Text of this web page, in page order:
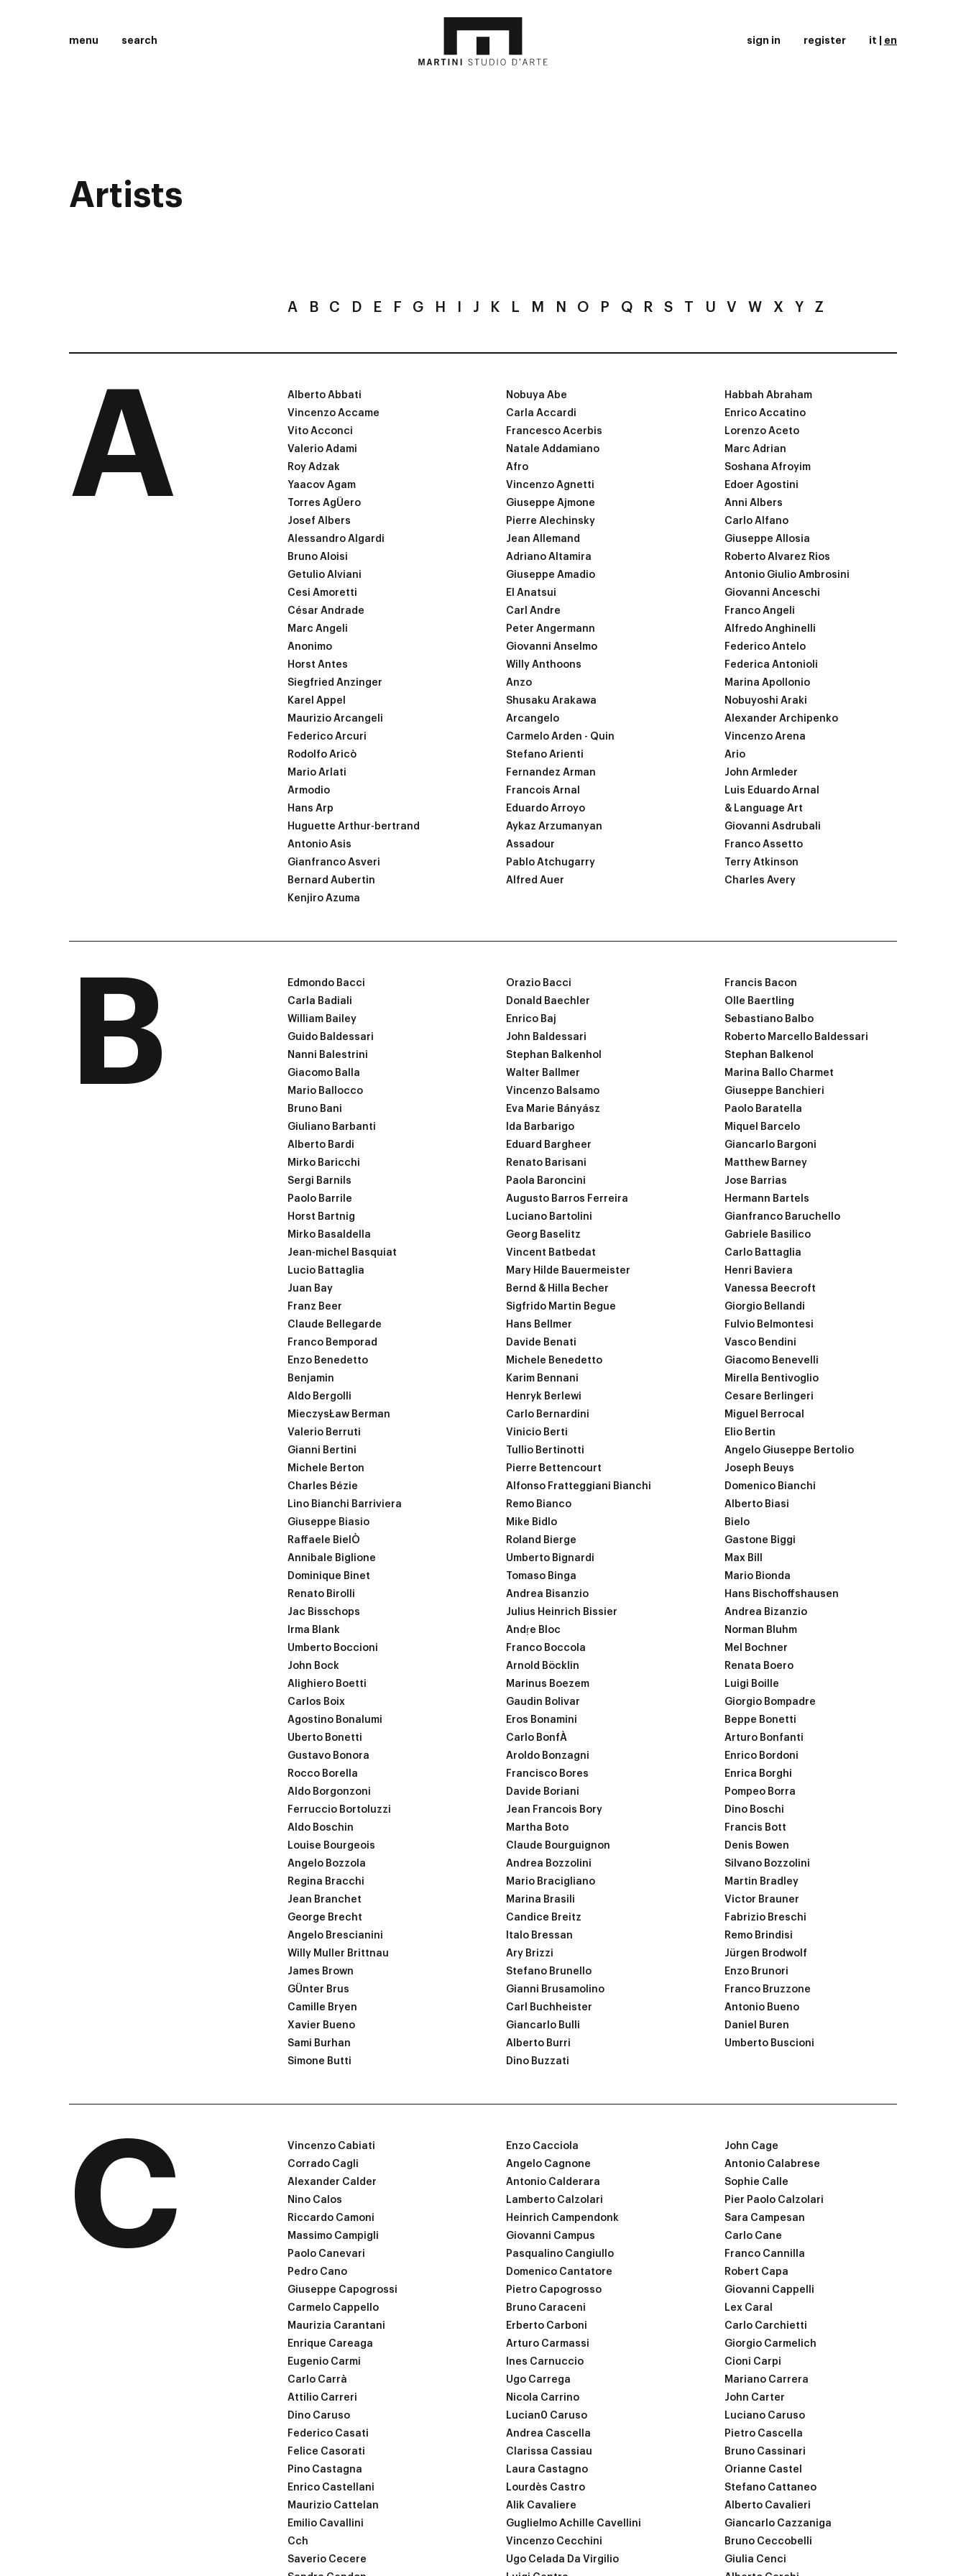
menu search sign in register it en
Artists
A B C D E F G H J K L M N O P Q R S U V W X Y Z
A Alberto Abbati Nobuya Abe
Habbah Abraham
Vincenzo Accame
Carla Accardi
Enrico Accatino
Vito Acconci
Francesco Acerbis
Lorenzo Aceto
Valerio Adami
Natale Addamiano
Marc Adrian
Roy Adzak
Afro
Soshana Afroyim
Yaacov Agam
Vincenzo Agnetti
Edoer Agostini
Torres AgÜero
Giuseppe Ajmone
Anni Albers
Josef Albers
Pierre Alechinsky
Carlo Alfano
Alessandro Algardi
Jean Allemand
Giuseppe Allosia
Bruno Aloisi
Adriano Altamira
Roberto Alvarez Rios
Getulio Alviani
Giuseppe Amadio
Antonio Giulio Ambrosini
Cesi Amoretti
El Anatsui
Giovanni Anceschi
César Andrade
Carl Andre
Franco Angeli
Marc Angeli
Peter Angermann
Alfredo Anghinelli
Anonimo
Giovanni Anselmo
Federico Antelo
Horst Antes
Willy Anthoons
Federica Antonioli
Siegfried Anzinger
Anzo
Marina Apollonio
Karel Appel
Shusaku Arakawa
Nobuyoshi Araki
Maurizio Arcangeli
Arcangelo
Alexander Archipenko
Federico Arcuri
Carmelo Arden - Quin
Vincenzo Arena
Rodolfo Aricò
Stefano Arienti
Ario
Mario Arlati
Fernandez Arman
John Armleder
Armodio
Francois Arnal
Luis Eduardo Arnal
Hans Arp
Eduardo Arroyo
& Language Art
Huguette Arthur-bertrand
Aykaz Arzumanyan
Giovanni Asdrubali
Antonio Asis
Assadour
Franco Assetto
Gianfranco Asveri
Pablo Atchugarry
Terry Atkinson
Bernard Aubertin
Alfred Auer
Charles Avery
Kenjiro Azuma
B Edmondo Bacci Orazio Bacci
Francis Bacon
Carla Badiali
Donald Baechler
Olle Baertling
William Bailey
Enrico Baj
Sebastiano Balbo
Guido Baldessari
John Baldessari
Roberto Marcello Baldessari
Nanni Balestrini
Stephan Balkenhol
Stephan Balkenol
Giacomo Balla
Walter Ballmer
Marina Ballo Charmet
Mario Ballocco
Vincenzo Balsamo
Giuseppe Banchieri
Bruno Bani
Eva Marie Bányász
Paolo Baratella
Giuliano Barbanti
Ida Barbarigo
Miquel Barcelo
Alberto Bardi
Eduard Bargheer
Giancarlo Bargoni
Mirko Baricchi
Renato Barisani
Matthew Barney
Sergi Barnils
Paola Baroncini
Jose Barrias
Paolo Barrile
Augusto Barros Ferreira
Hermann Bartels
Horst Bartnig
Luciano Bartolini
Gianfranco Baruchello
Mirko Basaldella
Georg Baselitz
Gabriele Basilico
Jean-michel Basquiat
Vincent Batbedat
Carlo Battaglia
Lucio Battaglia
Mary Hilde Bauermeister
Henri Baviera
Juan Bay
Bernd & Hilla Becher
Vanessa Beecroft
Franz Beer
Sigfrido Martin Begue
Giorgio Bellandi
Claude Bellegarde
Hans Bellmer
Fulvio Belmontesi
Franco Bemporad
Davide Benati
Vasco Bendini
Enzo Benedetto
Michele Benedetto
Giacomo Benevelli
Benjamin
Karim Bennani
Mirella Bentivoglio
Aldo Bergolli
Henryk Berlewi
Cesare Berlingeri
MieczysŁaw Berman
Carlo Bernardini
Miguel Berrocal
Valerio Berruti
Vinicio Berti
Elio Bertin
Gianni Bertini
Tullio Bertinotti
Angelo Giuseppe Bertolio
Michele Berton
Pierre Bettencourt
Joseph Beuys
Charles Bézie
Alfonso Fratteggiani Bianchi
Domenico Bianchi
Lino Bianchi Barriviera
Remo Bianco
Alberto Biasi
Giuseppe Biasio
Mike Bidlo
Bielo
Raffaele BielÒ
Roland Bierge
Gastone Biggi
Annibale Biglione
Umberto Bignardi
Max Bill
Dominique Binet
Tomaso Binga
Mario Bionda
Renato Birolli
Andrea Bisanzio
Hans Bischoffshausen
Jac Bisschops
Julius Heinrich Bissier
Andrea Bizanzio
Irma Blank
Andr̩e Bloc
Norman Bluhm
Umberto Boccioni
Franco Boccola
Mel Bochner
John Bock
Arnold Böcklin
Renata Boero
Alighiero Boetti
Marinus Boezem
Luigi Boille
Carlos Boix
Gaudin Bolivar
Giorgio Bompadre
Agostino Bonalumi
Eros Bonamini
Beppe Bonetti
Uberto Bonetti
Carlo BonfÀ
Arturo Bonfanti
Gustavo Bonora
Aroldo Bonzagni
Enrico Bordoni
Rocco Borella
Francisco Bores
Enrica Borghi
Aldo Borgonzoni
Davide Boriani
Pompeo Borra
Ferruccio Bortoluzzi
Jean Francois Bory
Dino Boschi
Aldo Boschin
Martha Boto
Francis Bott
Louise Bourgeois
Claude Bourguignon
Denis Bowen
Angelo Bozzola
Andrea Bozzolini
Silvano Bozzolini
Regina Bracchi
Mario Bracigliano
Martin Bradley
Jean Branchet
Marina Brasili
Victor Brauner
George Brecht
Candice Breitz
Fabrizio Breschi
Angelo Brescianini
Italo Bressan
Remo Brindisi
Willy Muller Brittnau
Ary Brizzi
Jürgen Brodwolf
James Brown
Stefano Brunello
Enzo Brunori
GÜnter Brus
Gianni Brusamolino
Franco Bruzzone
Camille Bryen
Carl Buchheister
Antonio Bueno
Xavier Bueno
Giancarlo Bulli
Daniel Buren
Sami Burhan
Alberto Burri
Umberto Buscioni
Simone Butti
Dino Buzzati
C Vincenzo Cabiati Enzo Cacciola
John Cage
Corrado Cagli
Angelo Cagnone
Antonio Calabrese
Alexander Calder
Antonio Calderara
Sophie Calle
Nino Calos
Lamberto Calzolari
Pier Paolo Calzolari
Riccardo Camoni
Heinrich Campendonk
Sara Campesan
Massimo Campigli
Giovanni Campus
Carlo Cane
Paolo Canevari
Pasqualino Cangiullo
Franco Cannilla
Pedro Cano
Domenico Cantatore
Robert Capa
Giuseppe Capogrossi
Pietro Capogrosso
Giovanni Cappelli
Carmelo Cappello
Bruno Caraceni
Lex Caral
Maurizia Carantani
Erberto Carboni
Carlo Carchietti
Enrique Careaga
Arturo Carmassi
Giorgio Carmelich
Eugenio Carmi
Ines Carnuccio
Cioni Carpi
Carlo Carrà
Ugo Carrega
Mariano Carrera
Attilio Carreri
Nicola Carrino
John Carter
Dino Caruso
Lucian0 Caruso
Luciano Caruso
Federico Casati
Andrea Cascella
Pietro Cascella
Felice Casorati
Clarissa Cassiau
Bruno Cassinari
Pino Castagna
Laura Castagno
Orianne Castel
Enrico Castellani
Lourdès Castro
Stefano Cattaneo
Maurizio Cattelan
Alik Cavaliere
Alberto Cavalieri
Emilio Cavallini
Guglielmo Achille Cavellini
Giancarlo Cazzaniga
Cch
Vincenzo Cecchini
Bruno Ceccobelli
Saverio Cecere
Ugo Celada Da Virgilio
Giulia Cenci